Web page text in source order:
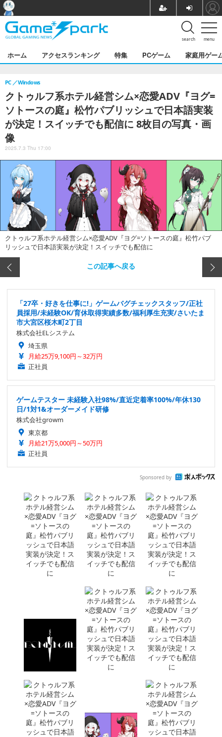
menu
search
ホーム アクセスランキング 特集 PCゲーム 家庭用ゲー
クトゥルフ系ホテル経営シム×恋愛ADV『ヨグ=
ソトースの庭』松竹パブリッシュで日本語実装
が決定！スイッチでも配信に 8枚目の写真・画
像
PC Windows
2025.7.3 Thu 17:00
クトゥルフ系ホテル経営シム×恋愛ADV『ヨグ=ソトースの庭』松竹パブ
リッシュで日本語実装が決定！スイッチでも配信に
この記事へ戻る
「27卒・好きを仕事に!」ゲームバグチェックスタッフ/正社
員採用/未経験OK/育休取得実績多数/福利厚生充実/さいたま
市大宮区桜木町2丁目
株式会社ELシステム
埼玉県
月給25万9,100円～32万円
正社員
ゲームテスター 未経験入社98%/直近定着率100%/年休130
日/1対1&オーダーメイド研修
株式会社growm
東京都
月給21万5,000円～50万円
正社員
Sponsored by